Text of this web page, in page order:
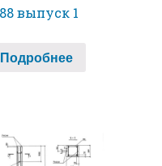
выпуск 1
Подробнее